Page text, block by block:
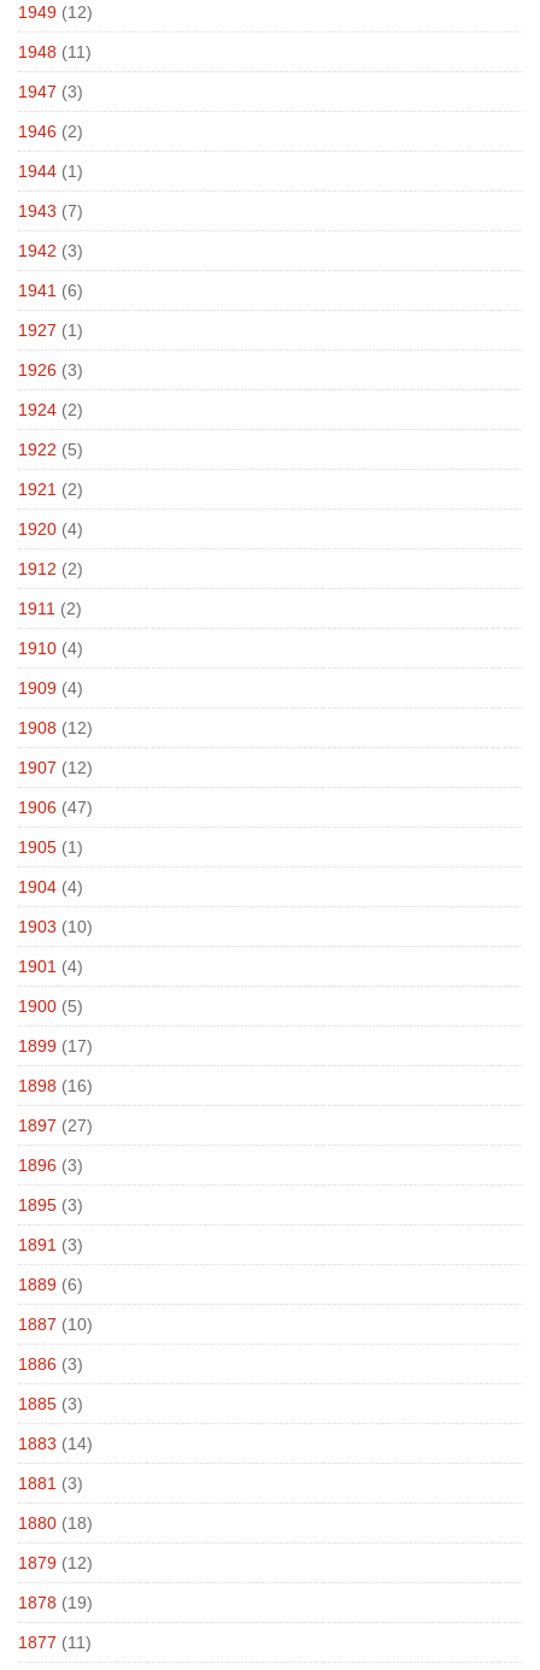
1949 (12)
1948 (11)
1947 (3)
1946 (2)
1944 (1)
1943 (7)
1942 (3)
1941 (6)
1927 (1)
1926 (3)
1924 (2)
1922 (5)
1921 (2)
1920 (4)
1912 (2)
1911 (2)
1910 (4)
1909 (4)
1908 (12)
1907 (12)
1906 (47)
1905 (1)
1904 (4)
1903 (10)
1901 (4)
1900 (5)
1899 (17)
1898 (16)
1897 (27)
1896 (3)
1895 (3)
1891 (3)
1889 (6)
1887 (10)
1886 (3)
1885 (3)
1883 (14)
1881 (3)
1880 (18)
1879 (12)
1878 (19)
1877 (11)